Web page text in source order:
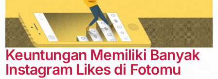
Keuntungan Memiliki Banyak
Instagram Likes di Fotomu